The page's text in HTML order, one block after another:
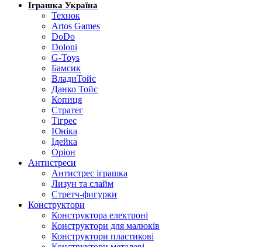
Іграшка Україна
Технок
Artos Games
DoDo
Doloni
G-Toys
Бамсик
ВладиТойс
Данко Тойс
Копиця
Стратег
Тігрес
Юніка
Ідейка
Оріон
Антистреси
Антистрес іграшка
Лизун та слайм
Стретч-фигурки
Конструктори
Конструктора електроні
Конструктори для малюків
Конструктори пластикові